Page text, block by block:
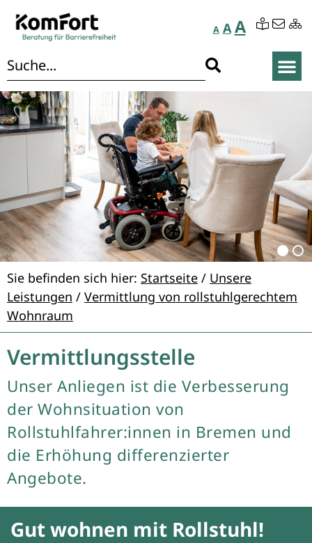
A A A
Sie befinden sich hier: Startseite / Unsere
Leistungen / Vermittlung von rollstuhlgerechtem
Wohnraum
Vermittlungsstelle
Unser Anliegen ist die Verbesserung
der Wohnsituation von
Rollstuhlfahrer:innen in Bremen und
die Erhöhung differenzierter
Angebote.
Gut wohnen mit Rollstuhl!